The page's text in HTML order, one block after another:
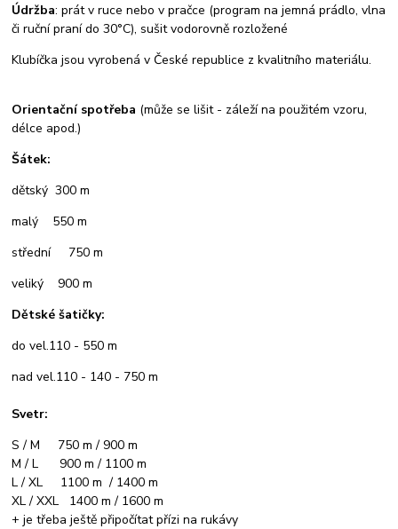
Údržba: prát v ruce nebo v pračce (program na jemná prádlo, vlna
či ruční praní do 30°C), sušit vodorovně rozložené
Klubíčka jsou vyrobená v České republice z kvalitního materiálu.
Orientační spotřeba (může se lišit - záleží na použitém vzoru,
délce apod.)
Šátek:
dětský 300 m
malý 550 m
střední 750 m
veliký 900 m
Dětské šatičky:
do vel.110 - 550 m
nad vel.110 - 140 - 750 m
Svetr:
S / M 750 m / 900 m
M / L 900 m / 1100 m
L / XL 1100 m / 1400 m
XL / XXL 1400 m / 1600 m
+ je třeba ještě připočítat přízi na rukávy